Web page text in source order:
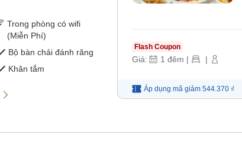
Trong phòng có wifi
(Miễn Phí)
Bộ bàn chải đánh răng
Khăn tắm
Flash Coupon
Giá: 1 đêm | |
Áp dụng mã giảm 544.370 ₫